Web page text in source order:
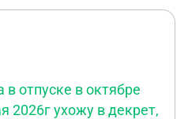
отпуске в октябре
2026г ухожу в декрет,